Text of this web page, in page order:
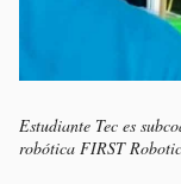
Estudiante Tec es
robótica FIRST